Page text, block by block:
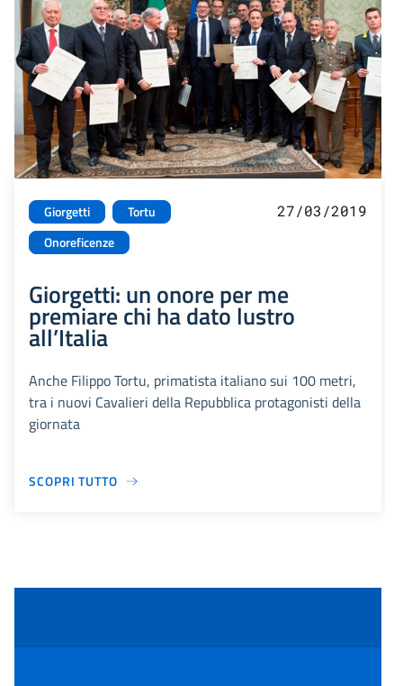
Giorgetti
Tortu
Onoreficenze
27/03/2019
Giorgetti: un onore per me
premiare chi ha dato lustro
all’Italia
Anche Filippo Tortu, primatista italiano sui 100 metri,
tra i nuovi Cavalieri della Repubblica protagonisti della
giornata
SCOPRI TUTTO